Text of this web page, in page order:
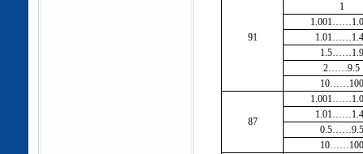
91
1
1.5……1.9
2……9.5
10……100
87
0.5……9.5
10……100